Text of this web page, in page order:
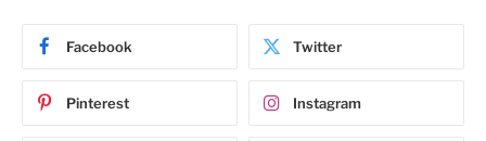
Facebook Twitter
Pinterest Instagram